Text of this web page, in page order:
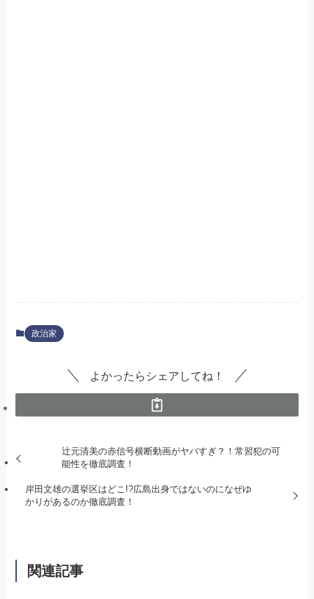
政治家
よかったらシェアしてね！
辻元清美の赤信号横断動画がヤバすぎ？！常習犯の可
能性を徹底調査！
岸田文雄の選挙区はどこ!?広島出身ではないのになぜゆ
かりがあるのか徹底調査！
関連記事